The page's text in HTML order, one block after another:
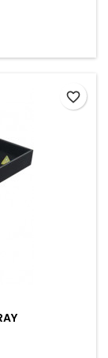
favorite_border